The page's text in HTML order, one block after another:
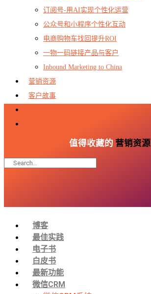
订阅号-用AI实现个性化运营
公众号和小程序个性化互动
电商购物车找回提升ROI
一物一码链接产品与客户
Inbound Marketing to China
营销资源
客户故事
值得收藏的 营销资源
博客
最佳实践
电子书
白皮书
最新功能
微信CRM